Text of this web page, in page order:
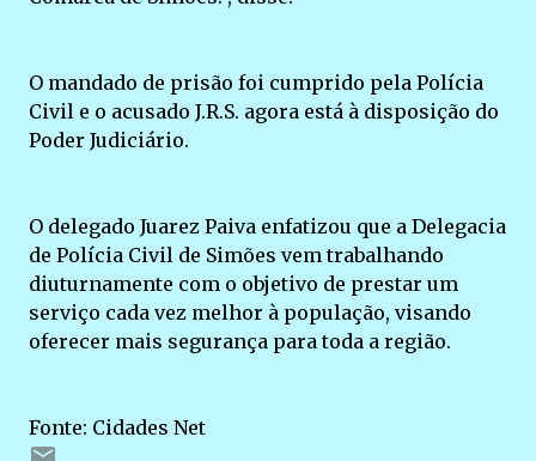
O mandado de prisão foi cumprido pela Polícia
Civil e o acusado J.R.S. agora está à disposição do
Poder Judiciário.
O delegado Juarez Paiva enfatizou que a Delegacia
de Polícia Civil de Simões vem trabalhando
diuturnamente com o objetivo de prestar um
serviço cada vez melhor à população, visando
oferecer mais segurança para toda a região.
Fonte: Cidades Net